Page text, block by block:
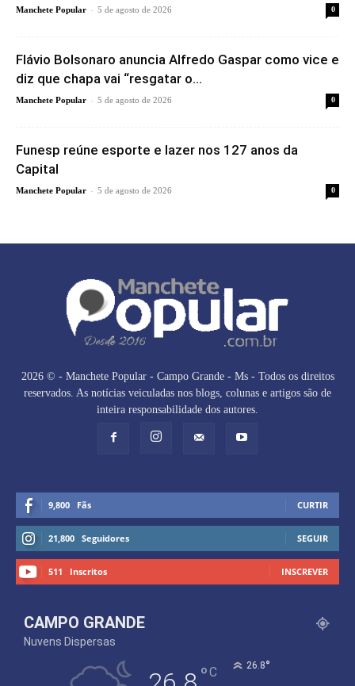
Manchete Popular - 5 de agosto de 2026 0
Flávio Bolsonaro anuncia Alfredo Gaspar como vice e
diz que chapa vai “resgatar o...
Manchete Popular - 5 de agosto de 2026 0
Funesp reúne esporte e lazer nos 127 anos da
Capital
Manchete Popular - 5 de agosto de 2026 0
2026 © - Manchete Popular - Campo Grande - Ms - Todos os direitos
reservados. As notícias veiculadas nos blogs, colunas e artigos são de
inteira responsabilidade dos autores.
9,800 Fãs CURTIR
21,800 Seguidores SEGUIR
511 Inscritos INSCREVER
CAMPO GRANDE
Nuvens Dispersas
°C 26.8°